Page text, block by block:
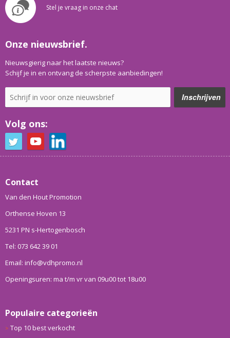
Stel je vraag in onze chat
Onze nieuwsbrief.
Nieuwsgierig naar het laatste nieuws?
Schijf je in en ontvang de scherpste aanbiedingen!
Volg ons:
Contact
Van den Hout Promotion
Orthense Hoven 13
5231 PN s-Hertogenbosch
Tel: 073 642 39 01
Email: info@vdhpromo.nl
Openingsuren: ma t/m vr van 09u00 tot 18u00
Populaire categorieën
Top 10 best verkocht